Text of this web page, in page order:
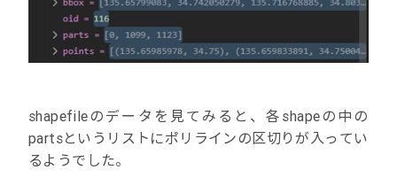
shapefileのデータを見てみると、各shapeの中の
partsというリストにポリラインの区切りが入ってい
るようでした。